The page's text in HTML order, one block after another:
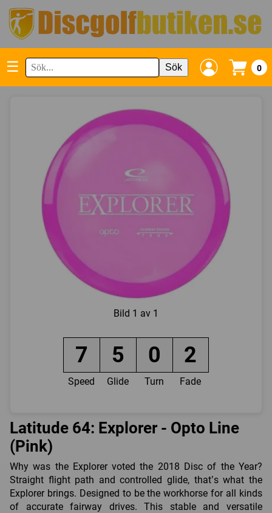
☰ Sök 0
Bild 1 av 1
7 5 0 2
Speed Glide Turn Fade
Latitude 64: Explorer - Opto Line
(Pink)
Why was the Explorer voted the 2018 Disc of the Year?
Straight flight path and controlled glide, that’s what the
Explorer brings. Designed to be the workhorse for all kinds
of accurate fairway drives. This stable and versatile